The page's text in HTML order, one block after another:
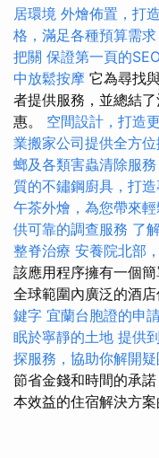
居環境 外燴佈置，打
格，滿足各種預算需求
把關 保證第一頁的
中放鬆按摩 它為尋找
者提供服務，並總結
惠。 空間設計，打造
業搬家公司提供全方
螂及各類害蟲清除服務
質的不鏽鋼廚具，打
午茶外燴，為您帶來
供可靠的調查服務 了
整脊治療 安養院北部
該應用程序擁有一個
全球範圍內廣泛的酒店
鍵字 宜蘭台胞證的申
眠於寧靜的土地 提供
探服務，協助你解開疑
節省金錢和時間的承
本效益的住宿解決方案